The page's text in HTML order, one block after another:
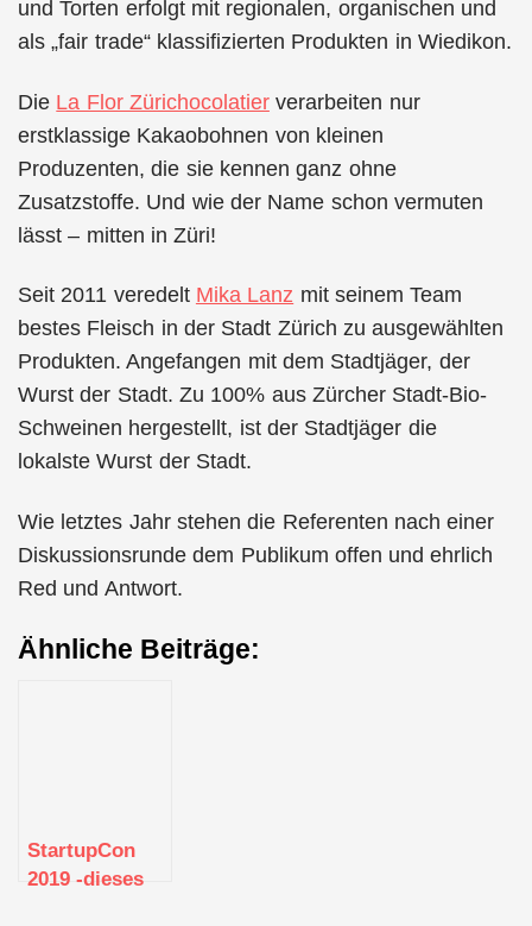
und Torten erfolgt mit regionalen, organischen und
als „fair trade“ klassifizierten Produkten in Wiedikon.
Die La Flor Zürichocolatierverarbeiten nur
erstklassige Kakaobohnen von kleinen
Produzenten, die sie kennen ganz ohne
Zusatzstoffe. Und wie der Name schon vermuten
lässt – mitten in Züri!
Seit 2011 veredelt Mika Lanz mit seinem Team
bestes Fleisch in der Stadt Zürich zu ausgewählten
Produkten. Angefangen mit dem Stadtjäger, der
Wurst der Stadt. Zu 100% aus Zürcher Stadt-Bio-
Schweinen hergestellt, ist der Stadtjäger die
lokalste Wurst der Stadt.
Wie letztes Jahr stehen die Referenten nach einer
Diskussionsrunde dem Publikum offen und ehrlich
Red und Antwort.
Ähnliche Beiträge:
StartupCon
2019 -dieses